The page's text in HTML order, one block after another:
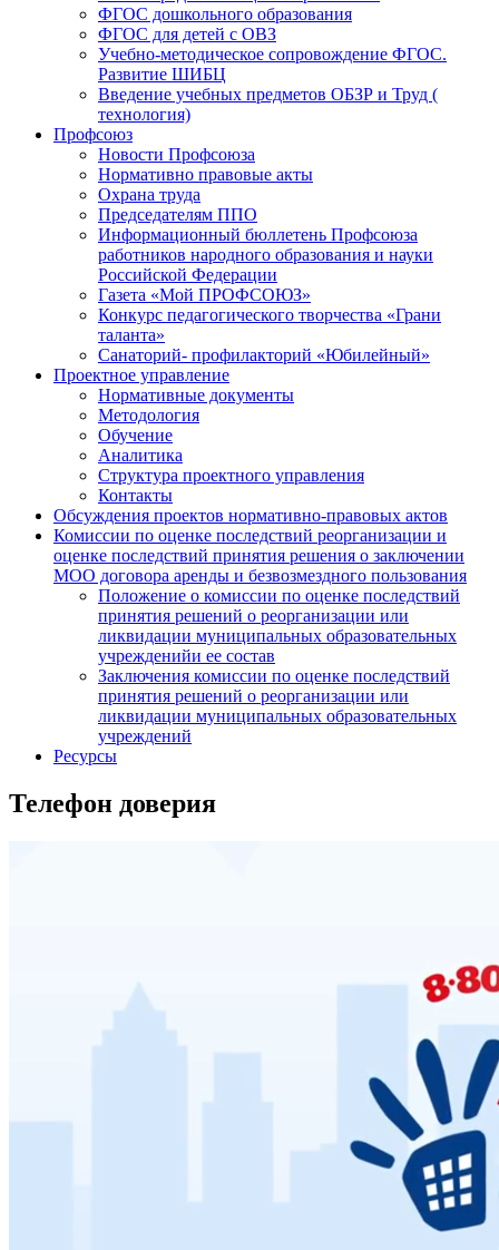
ФГОС дошкольного образования
ФГОС для детей с ОВЗ
Учебно-методическое сопровождение ФГОС.
Развитие ШИБЦ
Введение учебных предметов ОБЗР и Труд (
технология)
Профсоюз
Новости Профсоюза
Нормативно правовые акты
Охрана труда
Председателям ППО
Информационный бюллетень Профсоюза
работников народного образования и науки
Российской Федерации
Газета «Мой ПРОФСОЮЗ»
Конкурс педагогического творчества «Грани
таланта»
Санаторий- профилакторий «Юбилейный»
Проектное управление
Нормативные документы
Методология
Обучение
Аналитика
Структура проектного управления
Контакты
Обсуждения проектов нормативно-правовых актов
Комиссии по оценке последствий реорганизации и
оценке последствий принятия решения о заключении
МОО договора аренды и безвозмездного пользования
Положение о комиссии по оценке последствий
принятия решений о реорганизации или
ликвидации муниципальных образовательных
учрежденийи ее состав
Заключения комиссии по оценке последствий
принятия решений о реорганизации или
ликвидации муниципальных образовательных
учреждений
Ресурсы
Телефон доверия